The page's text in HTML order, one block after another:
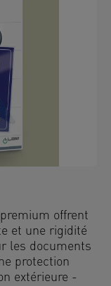
offrent
et une rigidité
les documents
protection
extérieure -